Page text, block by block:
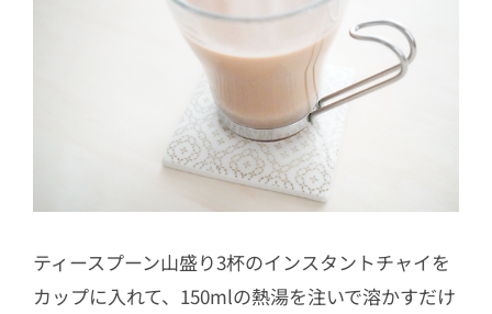
ティースプーン山盛り3杯のインスタントチャイを
カップに入れて、150mlの熱湯を注いで溶かすだけ